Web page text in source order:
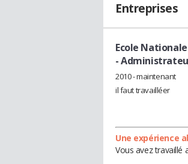
Entreprises
Ecole
-
2010 - maintenant
il faut travailléer
Une expérience
Vous avez travaillé